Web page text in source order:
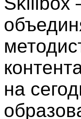
на